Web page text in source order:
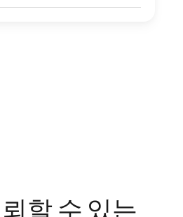
할 수 있는